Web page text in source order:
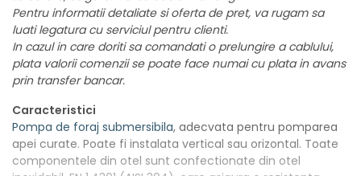
Pentru informatii detaliate si oferta de pret, va rugam sa
luati legatura cu serviciul pentru clienti.
In cazul in care doriti sa comandati o prelungire a cablului,
plata valorii comenzii se poate face numai cu plata in avans
prin transfer bancar.
Caracteristici
Pompa de foraj submersibila, adecvata pentru pomparea
apei curate. Poate fi instalata vertical sau orizontal. Toate
componentele din otel sunt confectionate din otel